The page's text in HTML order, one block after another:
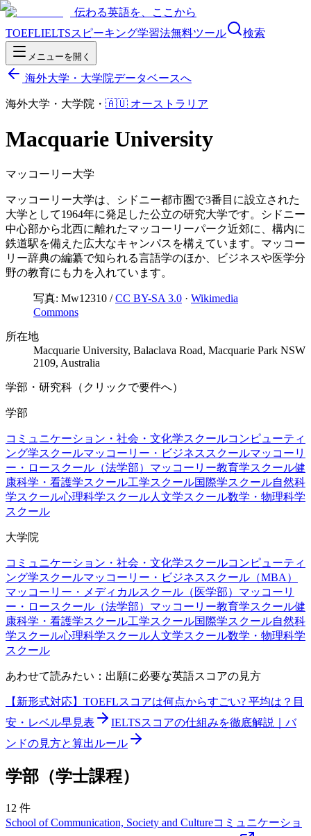
伝わる英語を、ここから
TOEFLIELTSスピーキング学習法無料ツール 検索
メニューを開く
海外大学・大学院データベースへ
海外大学・大学院 ・ 🇦🇺 オーストラリア
Macquarie University
マッコーリー大学
マッコーリー大学は、シドニー都市圏で3番目に設立された
大学として1964年に発足した公立の研究大学です。シドニー
中心部から北西に離れたマッコーリーパーク近郊に、構内に
鉄道駅を備えた広大なキャンパスを構えています。マッコー
リー辞典の編纂で知られる言語学のほか、ビジネスや医学分
野の教育にも力を入れています。
写真: Mw12310 /CC BY-SA 3.0 · Wikimedia
Commons
所在地
Macquarie University, Balaclava Road, Macquarie Park NSW
2109, Australia
学部・研究科（クリックで要件へ）
学部
コミュニケーション・社会・文化学スクールコンピューティ
ング学スクールマッコーリー・ビジネススクールマッコーリ
ー・ロースクール（法学部） マッコーリー教育学スクール健
康科学・看護学スクール工学スクール国際学スクール自然科
学スクール心理科学スクール人文学スクール数学・物理科学
スクール
大学院
コミュニケーション・社会・文化学スクールコンピューティ
ング学スクールマッコーリー・ビジネススクール（MBA）
マッコーリー・メディカルスクール（医学部） マッコーリ
ー・ロースクール（法学部） マッコーリー教育学スクール健
康科学・看護学スクール工学スクール国際学スクール自然科
学スクール心理科学スクール人文学スクール数学・物理科学
スクール
あわせて読みたい：出願に必要な英語スコアの見方
【新形式対応】TOEFLスコアは何点からすごい? 平均は？目
安・レベル早見表
IELTSスコアの仕組みを徹底解説｜バ
ンドの見方と算出ルール
学部（学士課程）
12 件
School of Communication, Society and Cultureコミュニケーショ